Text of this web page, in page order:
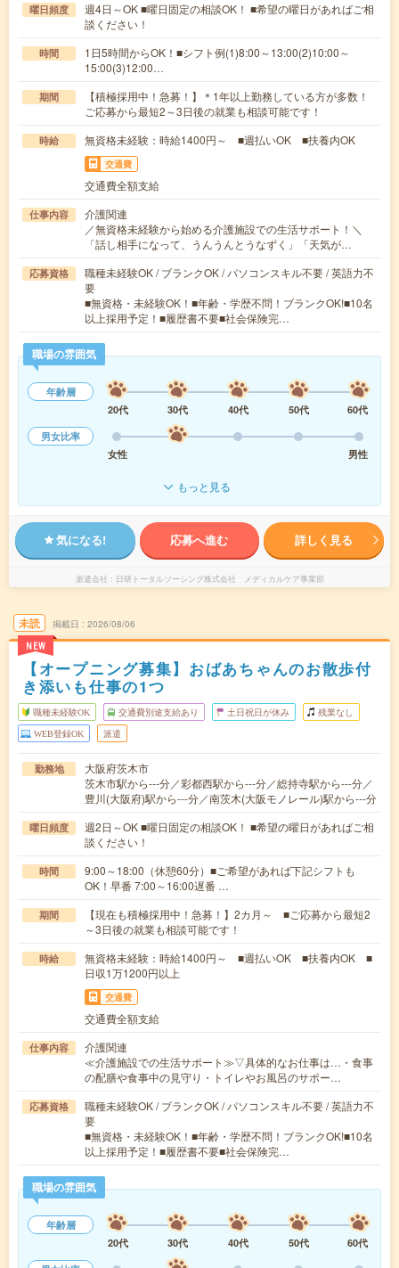
曜日頻度
週4日～OK ■曜日固定の相談OK！ ■希望の曜日があればご相
談ください！
時間
1日5時間からOK！■シフト例(1)8:00～13:00(2)10:00～
15:00(3)12:00…
期間
【積極採用中！急募！】＊1年以上勤務している方が多数！
ご応募から最短2～3日後の就業も相談可能です！
時給 無資格未経験：時給1400円～ ■週払いOK ■扶養内OK
交通費
交通費全額支給
仕事内容
介護関連
／無資格未経験から始める介護施設での生活サポート！＼
「話し相手になって、うんうんとうなずく」「天気が…
応募資格
職種未経験OK / ブランクOK / パソコンスキル不要 / 英語力不
要
■無資格・未経験OK！■年齢・学歴不問！ブランクOK!■10名
以上採用予定！■履歴書不要■社会保険完…
職場の雰囲気
年齢層
20代
30代 40代 50代
60代
男女比率
女性
男性
もっと見る
気になる! 応募へ進む 詳しく見る
派遣会社 日研トータルソーシング株式会社 メディカルケア事業部
未読
NEW
掲載日 2026/08/06
【オープニング募集】おばあちゃんのお散歩付
き添いも仕事の1つ
職種未経験OK 交通費別途支給あり 土日祝日が休み 残業なし
WEB登録OK 派遣
勤務地
大阪府茨木市
茨木市駅から---分／彩都西駅から---分／総持寺駅から---分／
豊川(大阪府)駅から---分／南茨木(大阪モノレール)駅から---分
曜日頻度
週2日～OK ■曜日固定の相談OK！ ■希望の曜日があればご相
談ください！
時間
9:00～18:00（休憩60分）■ご希望があれば下記シフトも
OK！早番 7:00～16:00遅番 …
期間
【現在も積極採用中！急募！】2カ月～ ■ご応募から最短2
～3日後の就業も相談可能です！
時給
無資格未経験：時給1400円～ ■週払いOK ■扶養内OK ■
日収1万1200円以上
交通費
交通費全額支給
仕事内容
介護関連
≪介護施設での生活サポート≫▽具体的なお仕事は…・食事
の配膳や食事中の見守り・トイレやお風呂のサポー…
応募資格
職種未経験OK / ブランクOK / パソコンスキル不要 / 英語力不
要
■無資格・未経験OK！■年齢・学歴不問！ブランクOK!■10名
以上採用予定！■履歴書不要■社会保険完…
職場の雰囲気
年齢層
20代
30代 40代 50代
60代